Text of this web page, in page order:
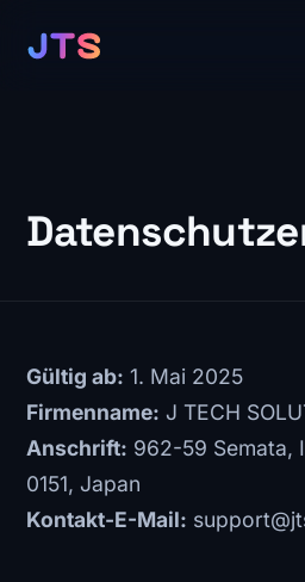
Gültig ab: 1. Mai 2025
Firmenname: J TECH
Anschrift: 962-59 Semata,
0151, Japan
Kontakt-E-Mail: